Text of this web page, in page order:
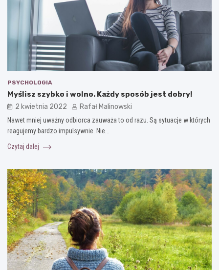
PSYCHOLOGIA
Myślisz szybko i wolno. Każdy sposób jest dobry!
2 kwietnia 2022 Rafał Malinowski
Nawet mniej uważny odbiorca zauważa to od razu. Są sytuacje w których
reagujemy bardzo impulsywnie. Nie…
Czytaj dalej